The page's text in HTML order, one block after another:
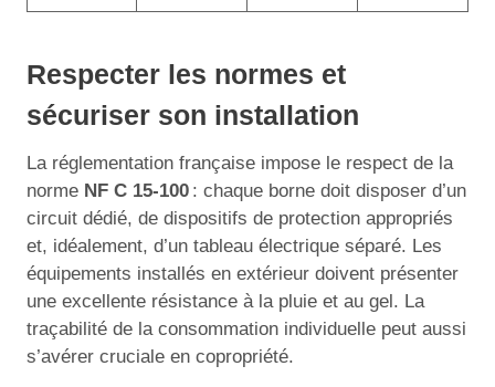
Respecter les normes et
sécuriser son installation
La réglementation française impose le respect de la
norme NF C 15-100 : chaque borne doit disposer d’un
circuit dédié, de dispositifs de protection appropriés
et, idéalement, d’un tableau électrique séparé. Les
équipements installés en extérieur doivent présenter
une excellente résistance à la pluie et au gel. La
traçabilité de la consommation individuelle peut aussi
s’avérer cruciale en copropriété.